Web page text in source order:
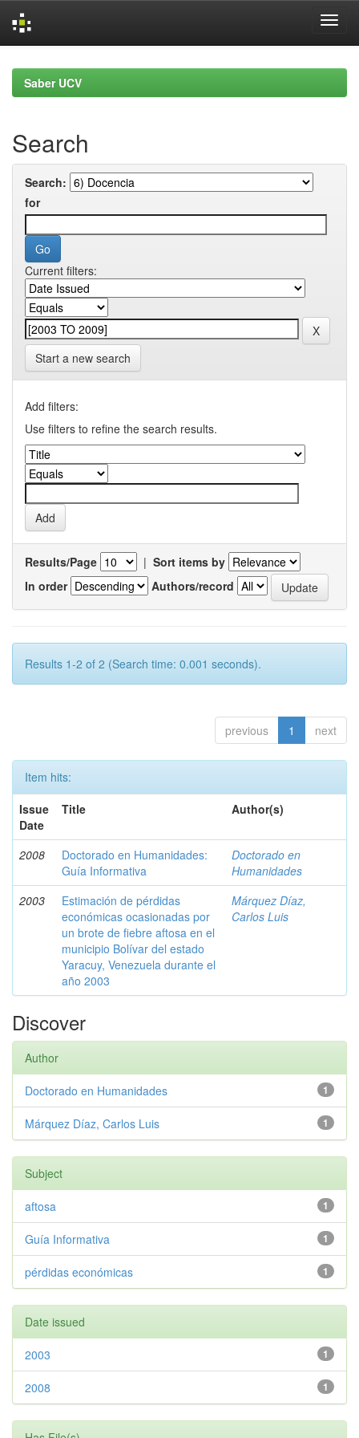
navigationSaber UCV
Search
Search:
for
Current filters:
Start a new search
Add filters:
Use filters to refine the search results.
Results/Page | Sort items by
In order
Authors/record
Results 1-2 of 2 (Search time: 0.001 seconds).
previous 1 next
Item hits:
Issue
Date
Title Author(s)
2008
Doctorado en Humanidades:
Guía Informativa
Doctorado en
Humanidades
2003
Estimación de pérdidas
económicas ocasionadas por
un brote de fiebre aftosa en el
municipio Bolívar del estado
Yaracuy, Venezuela durante el
año 2003
Márquez Díaz,
Carlos Luis
Discover
Author
1
Doctorado en Humanidades
1
Márquez Díaz, Carlos Luis
Subject
1
aftosa
1
Guía Informativa
1
pérdidas económicas
Date issued
1
2003
1
2008